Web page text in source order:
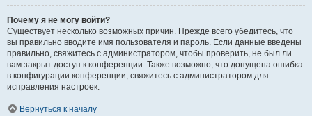
Почему я не могу войти?
Существует несколько возможных причин. Прежде всего убедитесь, что
вы правильно вводите имя пользователя и пароль. Если данные введены
правильно, свяжитесь с администратором, чтобы проверить, не был ли
вам закрыт доступ к конференции. Также возможно, что допущена ошибка
в конфигурации конференции, свяжитесь с администратором для
исправления настроек.
Вернуться к началу